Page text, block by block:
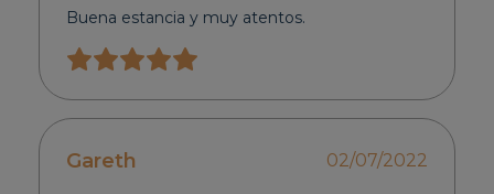
Buena estancia y muy atentos.
Gareth 02/07/2022